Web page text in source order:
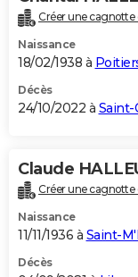
Créer une cagnotte
Naissance
18/02/1938 à
Décès
24/10/2022 à Saint-
Claude
Créer une cagnotte
Naissance
11/11/1936 à Saint-
Décès